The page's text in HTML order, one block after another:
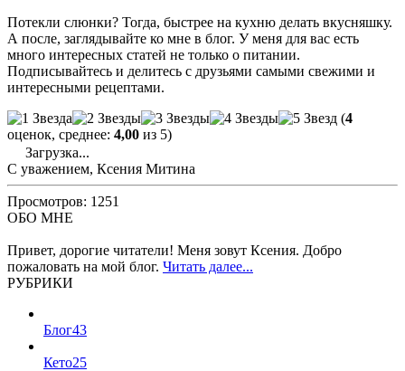
Потекли слюнки? Тогда, быстрее на кухню делать вкусняшку.
А после, заглядывайте ко мне в блог. У меня для вас есть
много интересных статей не только о питании.
Подписывайтесь и делитесь с друзьями самыми свежими и
интересными рецептами.
(4
оценок, среднее: 4,00 из 5)
Загрузка...
С уважением, Ксения Митина
Просмотров: 1251
ОБО МНЕ
Привет, дорогие читатели! Меня зовут Ксения. Добро
пожаловать на мой блог. Читать далее...
РУБРИКИ
Блог43
Кето25